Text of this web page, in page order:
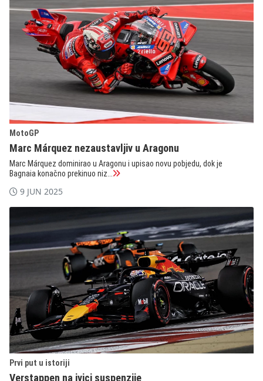
MotoGP
Marc Márquez nezaustavljiv u Aragonu
Marc Márquez dominirao u Aragonu i upisao novu pobjedu, dok je
Bagnaia konačno prekinuo niz...
9 JUN 2025
Prvi put u istoriji
Verstappen na ivici suspenzije